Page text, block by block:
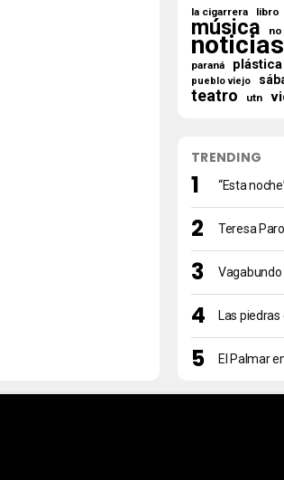
la cigarrera
libro
música no
noticias
paraná plástica
pueblo viejo
teatro utn
TRENDING
“Esta
Teresa
Vagabundo
Las piedras
El Palmar